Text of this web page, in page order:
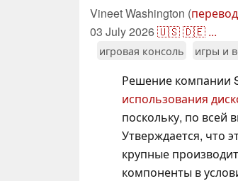
Vineet Washington (перевод
03 July 2026🇺🇸🇩🇪 ...
игровая консоль игры и
Решение компании
использования
поскольку, по всей
Утверждается, что
крупные
компоненты в